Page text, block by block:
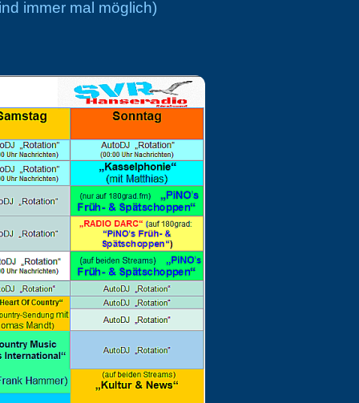
immer mal möglich)